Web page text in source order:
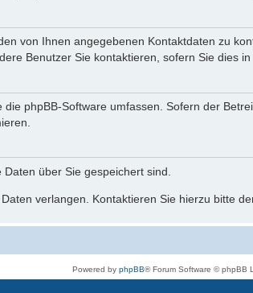
von Ihnen angegebenen Kontaktdaten zu
Benutzer Sie kontaktieren, sofern Sie dies
phpBB-Software umfassen. Sofern der
über Sie gespeichert sind.
verlangen. Kontaktieren Sie hierzu bitte
Powered by phpBB® Forum Software © phpBB